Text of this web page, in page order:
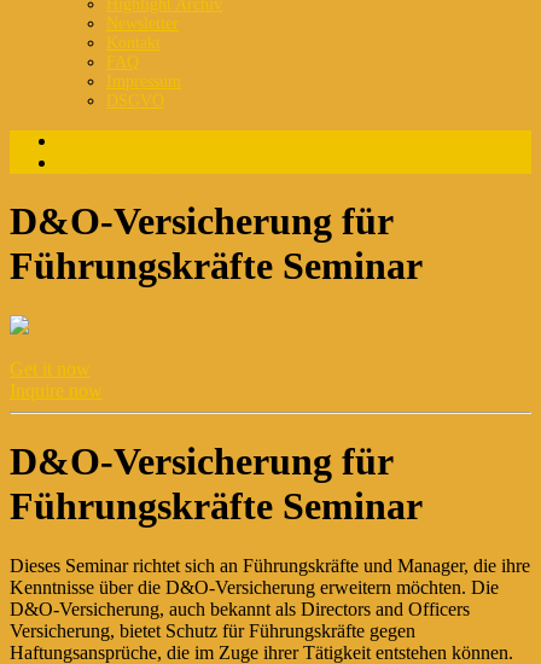
Highlight Archiv
Newsletter
Kontakt
FAQ
Impressum
DSGVO
D&O-Versicherung für
Führungskräfte Seminar
Get it now
Inquire now
D&O-Versicherung für
Führungskräfte Seminar
Dieses Seminar richtet sich an Führungskräfte und Manager, die ihre
Kenntnisse über die D&O-Versicherung erweitern möchten. Die
D&O-Versicherung, auch bekannt als Directors and Officers
Versicherung, bietet Schutz für Führungskräfte gegen
Haftungsansprüche, die im Zuge ihrer Tätigkeit entstehen können.